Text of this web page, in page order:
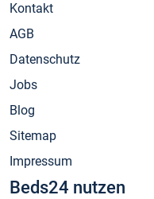
Kontakt
AGB
Datenschutz
Jobs
Blog
Sitemap
Impressum
Beds24 nutzen